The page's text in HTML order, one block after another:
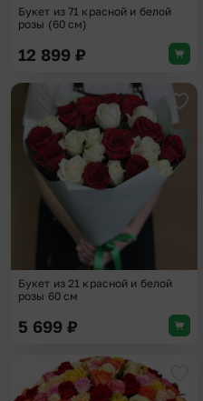
Букет из 71 красной и белой
розы (60 см)
12 899 ₽
Букет из 21 красной и белой
розы 60 см
5 699 ₽